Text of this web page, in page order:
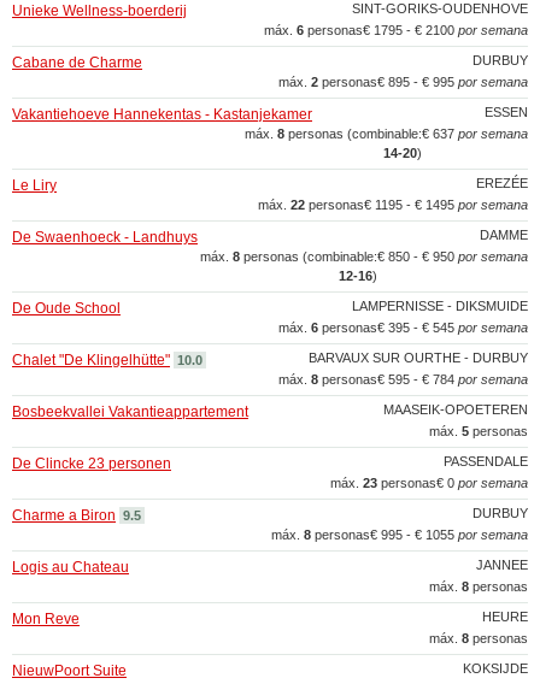
SINT-GORIKS-OUDENHOVE
Unieke Wellness-boerderij
€ 1795 - € 2100 por semana
máx. 6 personas
DURBUY
Cabane de Charme
€ 895 - € 995 por semana
máx. 2 personas
ESSEN
Vakantiehoeve Hannekentas - Kastanjekamer
€ 637 por semana
máx. 8 personas (combinable:
14‑20)
EREZÉE
Le Liry
€ 1195 - € 1495 por semana
máx. 22 personas
DAMME
De Swaenhoeck - Landhuys
€ 850 - € 950 por semana
máx. 8 personas (combinable:
12‑16)
LAMPERNISSE - DIKSMUIDE
De Oude School
€ 395 - € 545 por semana
máx. 6 personas
BARVAUX SUR OURTHE - DURBUY
Chalet "De Klingelhütte" 10.0
€ 595 - € 784 por semana
máx. 8 personas
MAASEIK-OPOETEREN
Bosbeekvallei Vakantieappartement
máx. 5 personas
PASSENDALE
De Clincke 23 personen
€ 0 por semana
máx. 23 personas
DURBUY
Charme a Biron 9.5
€ 995 - € 1055 por semana
máx. 8 personas
JANNEE
Logis au Chateau
máx. 8 personas
HEURE
Mon Reve
máx. 8 personas
KOKSIJDE
NieuwPoort Suite